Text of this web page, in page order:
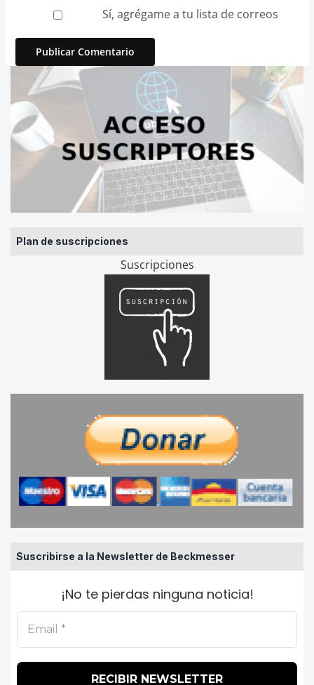
Plan de suscripciones
Suscripciones
Suscribirse a la Newsletter de Beckmesser
¡No te pierdas ninguna noticia!
Sí, agrégame a tu lista de correos